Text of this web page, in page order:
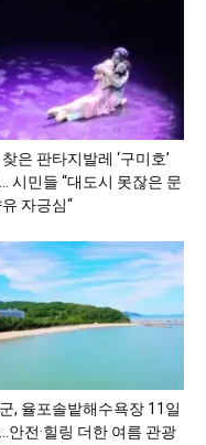
은 판타지발레 ‘구미호’
시민들 “대도시 못잖은 문
자긍심“
, 율포솔밭해수욕장 11일
안전·힐링 더한 여름 관광